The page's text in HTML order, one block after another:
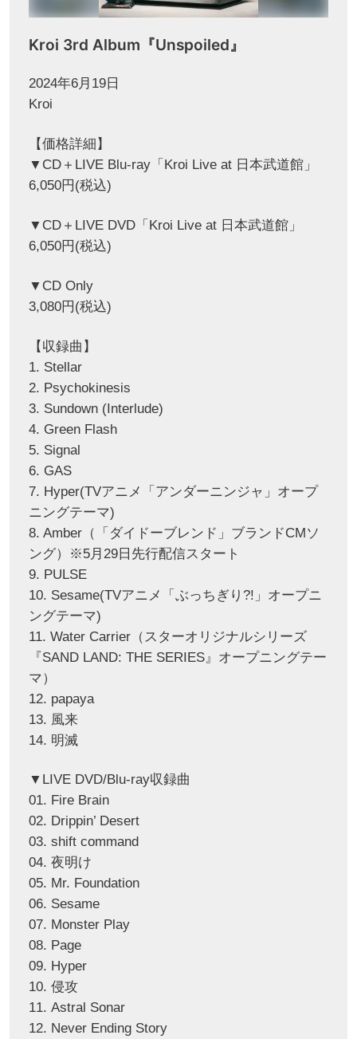
Kroi 3rd Album『Unspoiled』
2024年6月19日
Kroi
【価格詳細】
▼CD＋LIVE Blu-ray「Kroi Live at 日本武道館」
6,050円(税込)
▼CD＋LIVE DVD「Kroi Live at 日本武道館」
6,050円(税込)
▼CD Only
3,080円(税込)
【収録曲】
1. Stellar
2. Psychokinesis
3. Sundown (Interlude)
4. Green Flash
5. Signal
6. GAS
7. Hyper(TVアニメ「アンダーニンジャ」オープ
ニングテーマ)
8. Amber（「ダイドーブレンド」ブランドCMソ
ング）※5月29日先行配信スタート
9. PULSE
10. Sesame(TVアニメ「ぶっちぎり?!」オープニ
ングテーマ)
11. Water Carrier（スターオリジナルシリーズ
『SAND LAND: THE SERIES』オープニングテー
マ）
12. papaya
13. 風来
14. 明滅
▼LIVE DVD/Blu-ray収録曲
01. Fire Brain
02. Drippin’ Desert
03. shift command
04. 夜明け
05. Mr. Foundation
06. Sesame
07. Monster Play
08. Page
09. Hyper
10. 侵攻
11. Astral Sonar
12. Never Ending Story